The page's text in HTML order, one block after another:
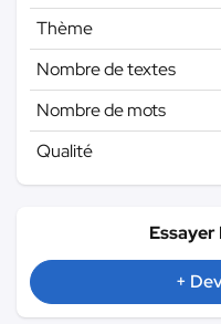
Thème
Nombre de textes
Nombre de mots
Qualité
+